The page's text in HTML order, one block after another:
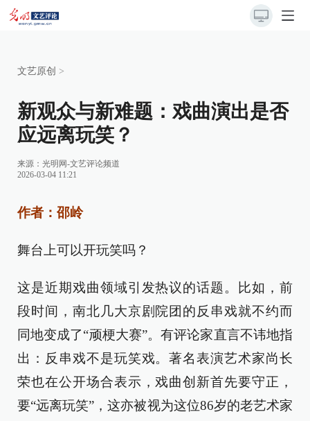
文艺原创 >
新观众与新难题：戏曲演出是否
应远离玩笑？
来源： 光明网-文艺评论频道
2026-03-04 11:21
作者：邵岭
舞台上可以开玩笑吗？
这是近期戏曲领域引发热议的话题。比如，前
段时间，南北几大京剧院团的反串戏就不约而
同地变成了“顽梗大赛”。有评论家直言不讳地指
出：反串戏不是玩笑戏。著名表演艺术家尚长
荣也在公开场合表示，戏曲创新首先要守正，
要“远离玩笑”，这亦被视为这位86岁的老艺术家